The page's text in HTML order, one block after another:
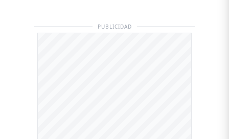
PUBLICIDAD